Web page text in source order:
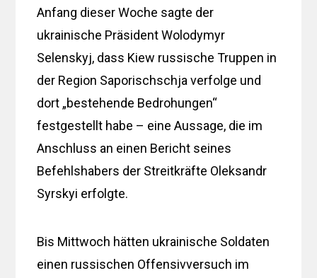
Anfang dieser Woche sagte der
ukrainische Präsident Wolodymyr
Selenskyj, dass Kiew russische Truppen in
der Region Saporischschja verfolge und
dort „bestehende Bedrohungen“
festgestellt habe – eine Aussage, die im
Anschluss an einen Bericht seines
Befehlshabers der Streitkräfte Oleksandr
Syrskyi erfolgte.
Bis Mittwoch hätten ukrainische Soldaten
einen russischen Offensivversuch im